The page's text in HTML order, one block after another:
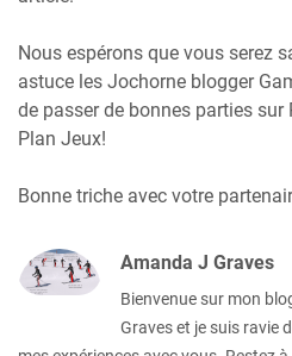
Nous espérons que vous serez
astuce les Jochorne blogger
de passer de bonnes parties
Plan Jeux!
Bonne triche avec votre
Amanda J Graves
Bienvenue sur mon
Graves et je suis ravie